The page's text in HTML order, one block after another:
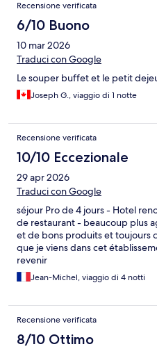
Recensione verificata
6/10 Buono
10 mar 2026
Traduci con Google
Le souper buffet et le petit
Joseph G., viaggio di 1 notte
Recensione verificata
10/10 Eccezionale
29 apr 2026
Traduci con Google
séjour Pro de 4 jours - Hotel
de restaurant - beaucoup plus
et de bons produits et toujours
que je viens dans cet
revenir
Jean-Michel, viaggio di 4 notti
Recensione verificata
8/10 Ottimo